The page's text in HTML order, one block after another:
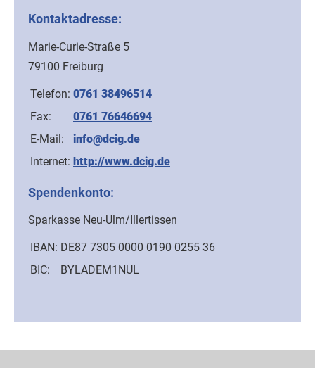
Kontaktadresse:
Marie-Curie-Straße 5
79100 Freiburg
Telefon: 0761 38496514
Fax:
0761 76646694
E-Mail:
info@dcig.de
Internet: http://www.dcig.de
Spendenkonto:
Sparkasse Neu-Ulm/Illertissen
IBAN: DE87 7305 0000 0190 0255 36
BIC:
BYLADEM1NUL